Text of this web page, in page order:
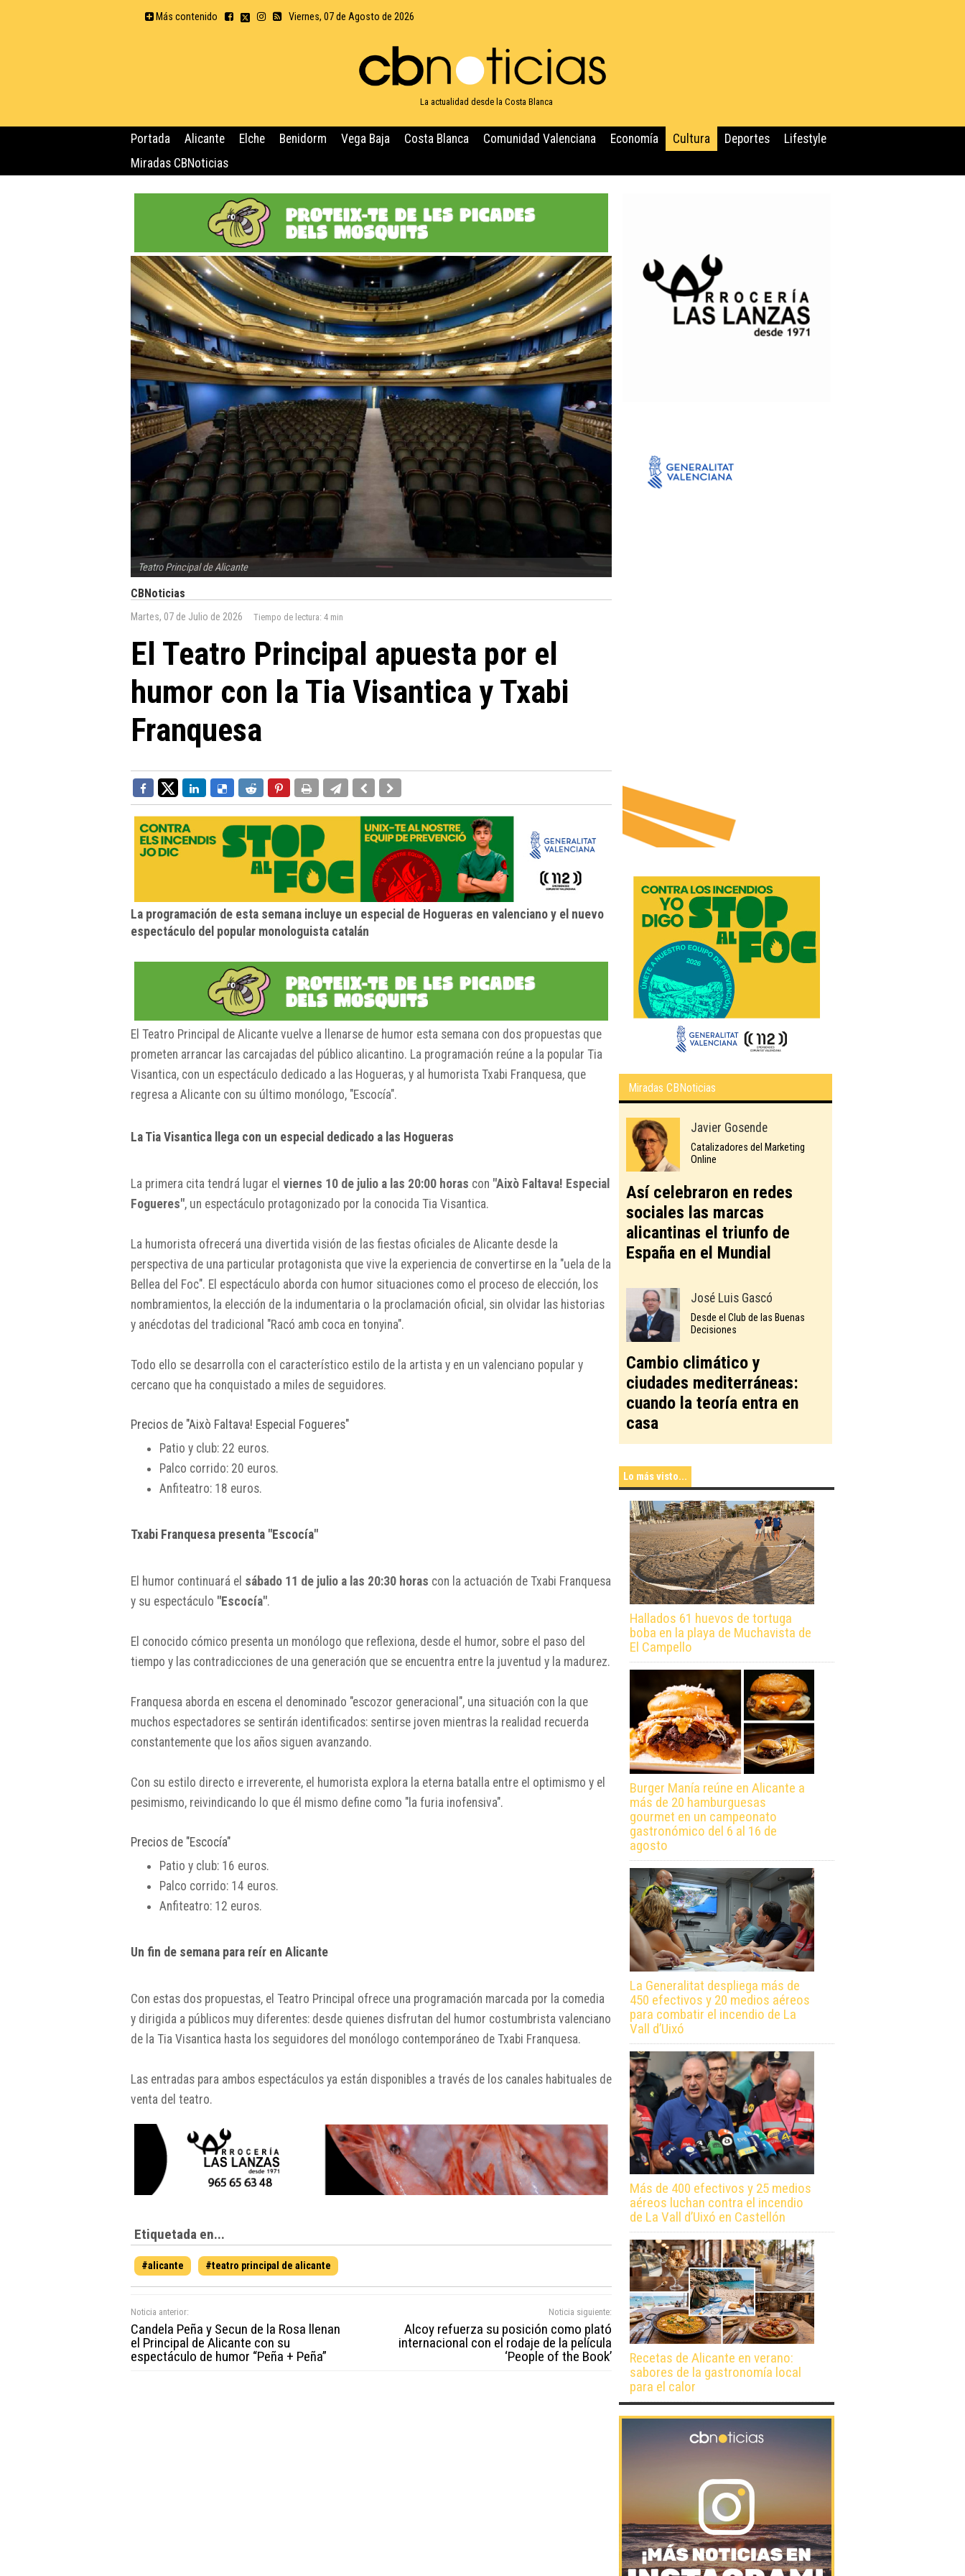
Más contenido Viernes, 07 de Agosto de 2026
La actualidad desde la Costa Blanca
Portada Alicante Elche Benidorm Vega Baja Costa Blanca Comunidad Valenciana Economía Cultura Deportes
Lifestyle
Miradas CBNoticias
Teatro Principal de Alicante
CBNoticias
Martes, 07 de Julio de 2026 Tiempo de lectura: 4 min
El Teatro Principal apuesta por el
humor con la Tia Visantica y Txabi
Franquesa
La programación de esta semana incluye un especial de Hogueras en valenciano y el nuevo
espectáculo del popular monologuista catalán
El Teatro Principal de Alicante vuelve a llenarse de humor esta semana con dos propuestas que
prometen arrancar las carcajadas del público alicantino. La programación reúne a la popular Tia
Visantica, con un espectáculo dedicado a las Hogueras, y al humorista Txabi Franquesa, que
regresa a Alicante con su último monólogo, "Escocía".
La Tia Visantica llega con un especial dedicado a las Hogueras
La primera cita tendrá lugar el viernes 10 de julio a las 20:00 horas con "Això Faltava! Especial
Fogueres", un espectáculo protagonizado por la conocida Tia Visantica.
La humorista ofrecerá una divertida visión de las fiestas oficiales de Alicante desde la
perspectiva de una particular protagonista que vive la experiencia de convertirse en la "uela de la
Bellea del Foc". El espectáculo aborda con humor situaciones como el proceso de elección, los
nombramientos, la elección de la indumentaria o la proclamación oficial, sin olvidar las historias
y anécdotas del tradicional "Racó amb coca en tonyina".
Todo ello se desarrolla con el característico estilo de la artista y en un valenciano popular y
cercano que ha conquistado a miles de seguidores.
Precios de "Això Faltava! Especial Fogueres"
Patio y club: 22 euros.
Palco corrido: 20 euros.
Anfiteatro: 18 euros.
Txabi Franquesa presenta "Escocía"
El humor continuará el sábado 11 de julio a las 20:30 horas con la actuación de Txabi Franquesa
y su espectáculo "Escocía".
El conocido cómico presenta un monólogo que reflexiona, desde el humor, sobre el paso del
tiempo y las contradicciones de una generación que se encuentra entre la juventud y la madurez.
Franquesa aborda en escena el denominado "escozor generacional", una situación con la que
muchos espectadores se sentirán identificados: sentirse joven mientras la realidad recuerda
constantemente que los años siguen avanzando.
Con su estilo directo e irreverente, el humorista explora la eterna batalla entre el optimismo y el
pesimismo, reivindicando lo que él mismo define como "la furia inofensiva".
Precios de "Escocía"
Patio y club: 16 euros.
Palco corrido: 14 euros.
Anfiteatro: 12 euros.
Un fin de semana para reír en Alicante
Con estas dos propuestas, el Teatro Principal ofrece una programación marcada por la comedia
y dirigida a públicos muy diferentes: desde quienes disfrutan del humor costumbrista valenciano
de la Tia Visantica hasta los seguidores del monólogo contemporáneo de Txabi Franquesa.
Las entradas para ambos espectáculos ya están disponibles a través de los canales habituales de
venta del teatro.
Etiquetada en...
#alicante #teatro principal de alicante
Noticia anterior:
Candela Peña y Secun de la Rosa llenan
el Principal de Alicante con su
espectáculo de humor “Peña + Peña”
Noticia siguiente:
Alcoy refuerza su posición como plató
internacional con el rodaje de la película
‘People of the Book’
Miradas CBNoticias
Javier Gosende
Catalizadores del Marketing
Online
Así celebraron en redes
sociales las marcas
alicantinas el triunfo de
España en el Mundial
José Luis Gascó
Desde el Club de las Buenas
Decisiones
Cambio climático y
ciudades mediterráneas:
cuando la teoría entra en
casa
Lo más visto...
Hallados 61 huevos de tortuga
boba en la playa de Muchavista de
El Campello
Burger Manía reúne en Alicante a
más de 20 hamburguesas
gourmet en un campeonato
gastronómico del 6 al 16 de
agosto
La Generalitat despliega más de
450 efectivos y 20 medios aéreos
para combatir el incendio de La
Vall d’Uixó
Más de 400 efectivos y 25 medios
aéreos luchan contra el incendio
de La Vall d’Uixó en Castellón
Recetas de Alicante en verano:
sabores de la gastronomía local
para el calor